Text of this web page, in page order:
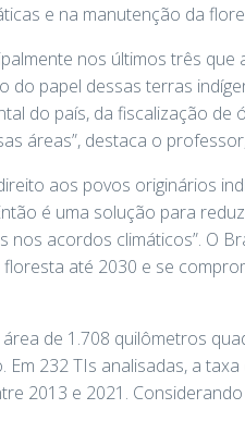
e na manutenção da
nos últimos três que
do papel dessas terras
do país, da fiscalização de
áreas”, destaca o
aos povos originários
é uma solução para
acordos climáticos”. O
até 2030 e se
de 1.708 quilômetros
232 TIs analisadas, a
2013 e 2021.